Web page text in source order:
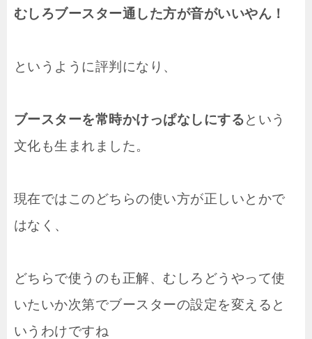
むしろブースター通した方が音がいいやん！
というように評判になり、
ブースターを常時かけっぱなしにするという
文化も生まれました。
現在ではこのどちらの使い方が正しいとかで
はなく、
どちらで使うのも正解、むしろどうやって使
いたいか次第でブースターの設定を変えると
いうわけですね